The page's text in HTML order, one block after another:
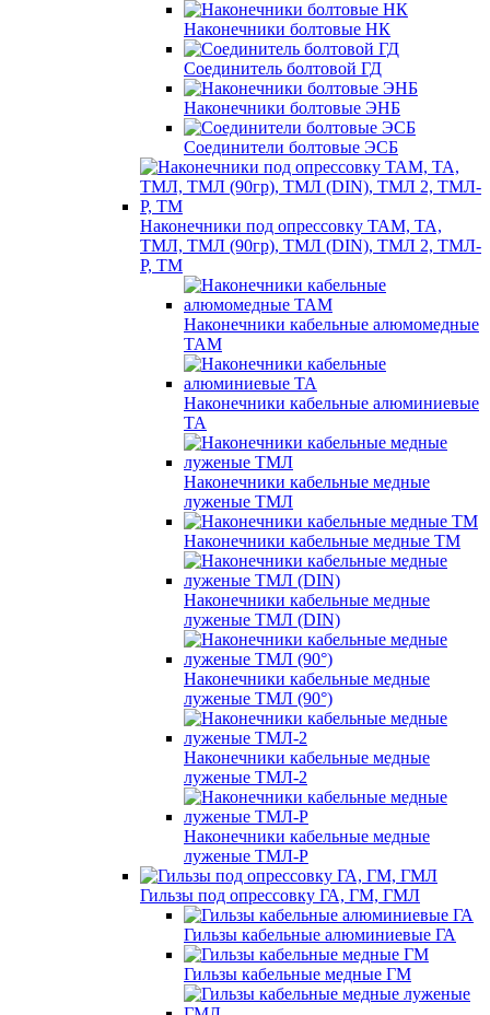
Наконечники болтовые НК
Соединитель болтовой ГД
Наконечники болтовые ЭНБ
Соединители болтовые ЭСБ
Наконечники под опрессовку ТАМ, ТА,
ТМЛ, ТМЛ (90гр), ТМЛ (DIN), ТМЛ 2, ТМЛ-
Р, ТМ
Наконечники кабельные алюмомедные
ТАМ
Наконечники кабельные алюминиевые
ТА
Наконечники кабельные медные
луженые ТМЛ
Наконечники кабельные медные ТМ
Наконечники кабельные медные
луженые ТМЛ (DIN)
Наконечники кабельные медные
луженые ТМЛ (90°)
Наконечники кабельные медные
луженые ТМЛ-2
Наконечники кабельные медные
луженые ТМЛ-Р
Гильзы под опрессовку ГА, ГМ, ГМЛ
Гильзы кабельные алюминиевые ГА
Гильзы кабельные медные ГМ